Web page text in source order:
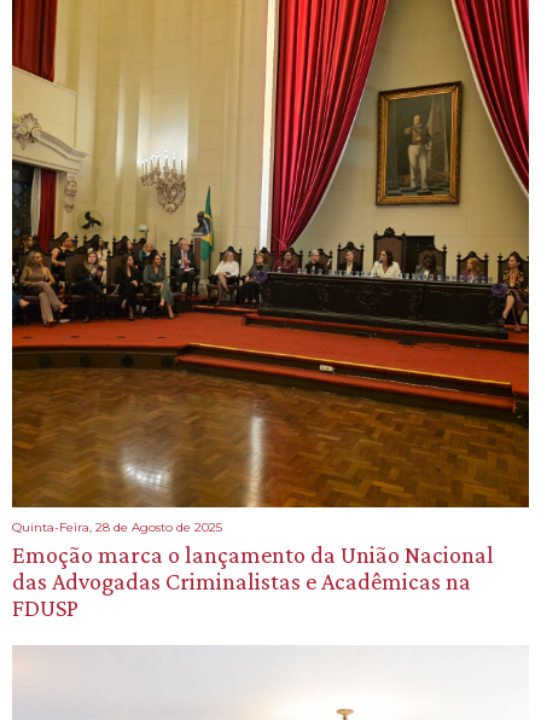
Quinta-Feira, 28 de Agosto de 2025
Emoção marca o lançamento da União Nacional
das Advogadas Criminalistas e Acadêmicas na
FDUSP